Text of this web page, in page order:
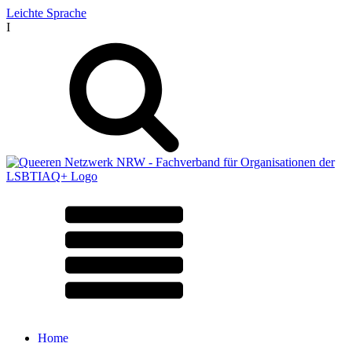
Leichte Sprache
I
Home